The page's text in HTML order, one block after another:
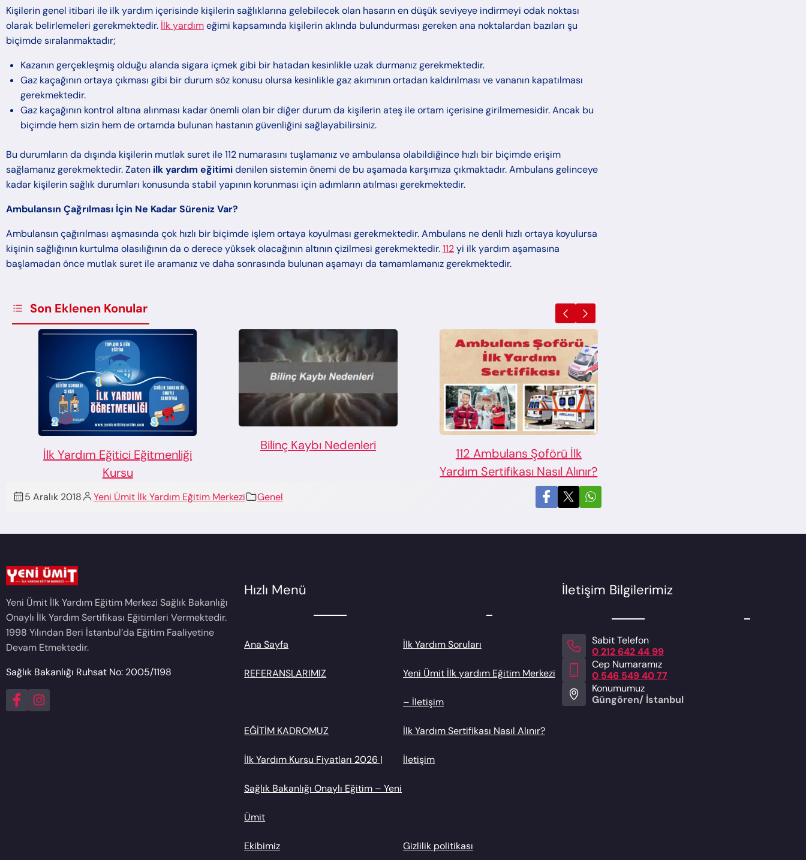
Kişilerin genel itibari ile ilk yardım içerisinde kişilerin sağlıklarına gelebilecek olan hasarın en düşük seviyeye indirmeyi odak noktası
olarak belirlemeleri gerekmektedir. İlk yardımeğimi kapsamında kişilerin aklında bulundurması gereken ana noktalardan bazıları şu
biçimde sıralanmaktadır;
Kazanın gerçekleşmiş olduğu alanda sigara içmek gibi bir hatadan kesinlikle uzak durmanız gerekmektedir.
Gaz kaçağının ortaya çıkması gibi bir durum söz konusu olursa kesinlikle gaz akımının ortadan kaldırılması ve vananın kapatılması
gerekmektedir.
Gaz kaçağının kontrol altına alınması kadar önemli olan bir diğer durum da kişilerin ateş ile ortam içerisine girilmemesidir. Ancak bu
biçimde hem sizin hem de ortamda bulunan hastanın güvenliğini sağlayabilirsiniz.
Bu durumların da dışında kişilerin mutlak suret ile 112 numarasını tuşlamanız ve ambulansa olabildiğince hızlı bir biçimde erişim
sağlamanız gerekmektedir. Zaten ilk yardım eğitimidenilen sistemin önemi de bu aşamada karşımıza çıkmaktadır. Ambulans gelinceye
kadar kişilerin sağlık durumları konusunda stabil yapının korunması için adımların atılması gerekmektedir.
Ambulansın Çağrılması İçin Ne Kadar Süreniz Var?
Ambulansın çağırılması aşmasında çok hızlı bir biçimde işlem ortaya koyulması gerekmektedir. Ambulans ne denli hızlı ortaya koyulursa
kişinin sağlığının kurtulma olasılığının da o derece yüksek olacağının altının çizilmesi gerekmektedir.112yi ilk yardım aşamasına
başlamadan önce mutlak suret ile aramanız ve daha sonrasında bulunan aşamayı da tamamlamanız gerekmektedir.
Son Eklenen Konular
İlk Yardım Eğitici Eğitmenliği
Kursu
Bilinç Kaybı Nedenleri
112 Ambulans Şoförü İlk
Yardım Sertifikası Nasıl Alınır?
5 Aralık 2018 Yeni Ümit İlk Yardım Eğitim Merkezi Genel
Yeni Ümit İlk Yardım Eğitim Merkezi Sağlık Bakanlığı
Onaylı İlk Yardım Sertifikası Eğitimleri Vermektedir.
1998 Yılından Beri İstanbul’da Eğitim Faaliyetine
Devam Etmektedir.
Sağlık Bakanlığı Ruhsat No: 2005/1198
Hızlı Menü
Ana Sayfa İlk Yardım Soruları
REFERANSLARIMIZ Yeni Ümit İlk yardım Eğitim Merkezi
– İletişim
EĞİTİM KADROMUZ İlk Yardım Sertifikası Nasıl Alınır?
İlk Yardım Kursu Fiyatları 2026 |
Sağlık Bakanlığı Onaylı Eğitim – Yeni
Ümit
İletişim
Ekibimiz Gizlilik politikası
İletişim Bilgilerimiz
Sabit Telefon
0 212 642 44 99
Cep Numaramız
0 546 549 40 77
Konumumuz
Güngören/ İstanbul